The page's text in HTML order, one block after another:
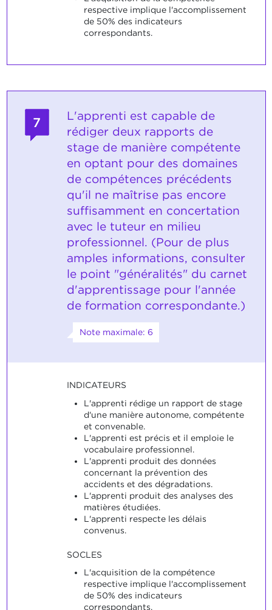
respective implique l'accomplissement
de 50% des indicateurs
correspondants.
7
L'apprenti est capable de
rédiger deux rapports de
stage de manière compétente
en optant pour des domaines
de compétences précédents
qu'il ne maîtrise pas encore
suffisamment en concertation
avec le tuteur en milieu
professionnel. (Pour de plus
amples informations, consulter
le point "généralités" du carnet
d'apprentissage pour l'année
de formation correspondante.)
Note maximale: 6
INDICATEURS
L'apprenti rédige un rapport de stage
d'une manière autonome, compétente
et convenable.
L'apprenti est précis et il emploie le
vocabulaire professionnel.
L'apprenti produit des données
concernant la prévention des
accidents et des dégradations.
L'apprenti produit des analyses des
matières étudiées.
L'apprenti respecte les délais
convenus.
SOCLES
L'acquisition de la compétence
respective implique l'accomplissement
de 50% des indicateurs
correspondants.